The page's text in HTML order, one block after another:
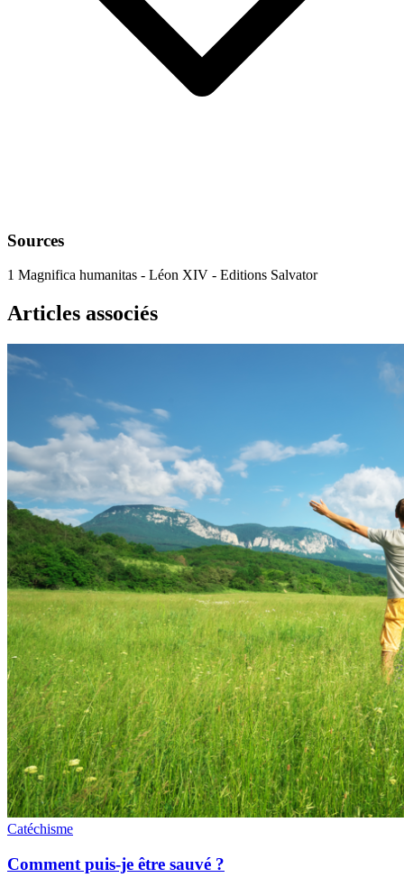
Sources
1 Magnifica humanitas - Léon XIV - Editions Salvator
Articles associés
Catéchisme
Comment puis-je être sauvé ?